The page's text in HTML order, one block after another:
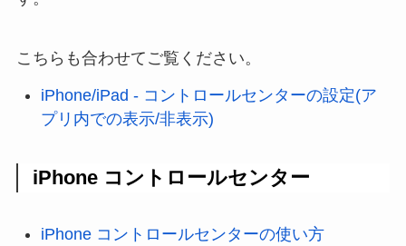
こちらも合わせてご覧ください。
iPhone/iPad - コントロールセンターの設定(ア
プリ内での表示/非表示)
iPhone コントロールセンター
iPhone コントロールセンターの使い方